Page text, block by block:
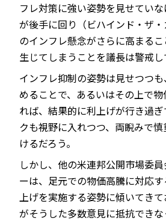
フレ対策に強い姿勢を見せてい
が後手に回り（ビハインド・ザ
のインフレ懸念がさらに高まる
生じてしまうことを議長は警戒し
インフレ抑制の姿勢は見せつつ
めることで、あるいはその上で
れば、結果的に利上げが行き過
クも視野に入れつつ、両睨みで
けるだろう。
しかし、他の米連邦公開市場委
ーは、足元での物価高騰に対応
上げを実施する姿勢に傾いてき
がそうした多数意見に抵抗でき